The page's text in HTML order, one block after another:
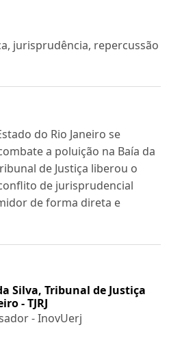
jurisprudência, repercussão
do Rio Janeiro se
a poluição na Baía da
de Justiça liberou o
de jurisprudencial
de forma direta e
Silva, Tribunal de Justiça
- TJRJ
- InovUerj